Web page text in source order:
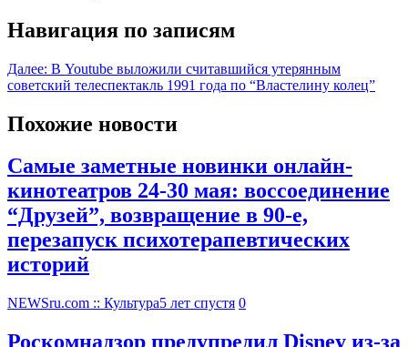
Навигация по записям
Далее: В Youtube выложили считавшийся утерянным
советский телеспектакль 1991 года по “Властелину колец”
Похожие новости
Самые заметные новинки онлайн-
кинотеатров 24-30 мая: воссоединение
“Друзей”, возвращение в 90-е,
перезапуск психотерапевтических
историй
NEWSru.com :: Культура5 лет спустя 0
Роскомнадзор предупредил Disney из-за